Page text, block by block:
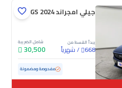
جيلي امجراند GS 2024
يبدأ القسط من
668
/شهرياً
شامل الضريبة
30,500
مفحوصة ومضمونة